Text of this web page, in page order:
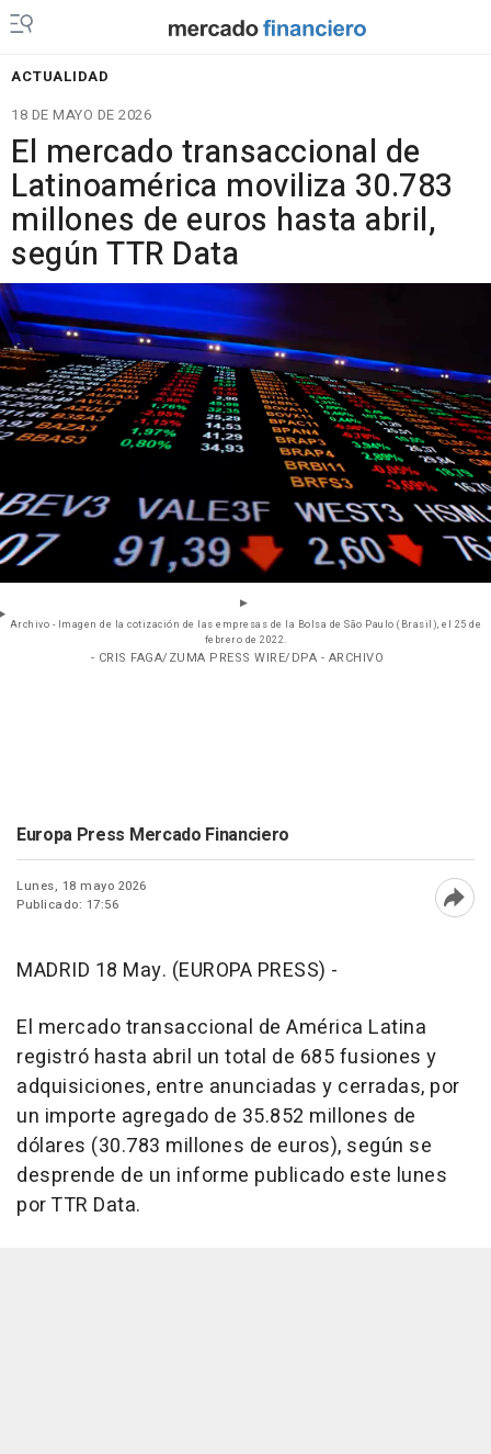
ACTUALIDAD
18 DE MAYO DE 2026
El mercado transaccional de
Latinoamérica moviliza 30.783
millones de euros hasta abril,
según TTR Data
Archivo - Imagen de la cotización de las empresas de la Bolsa de São Paulo (Brasil), el 25 de
febrero de 2022.
- CRIS FAGA/ZUMA PRESS WIRE/DPA - ARCHIVO
Europa Press Mercado Financiero
Lunes, 18 mayo 2026
Publicado: 17:56
MADRID 18 May. (EUROPA PRESS) -
El mercado transaccional de América Latina
registró hasta abril un total de 685 fusiones y
adquisiciones, entre anunciadas y cerradas, por
un importe agregado de 35.852 millones de
dólares (30.783 millones de euros), según se
desprende de un informe publicado este lunes
por TTR Data.